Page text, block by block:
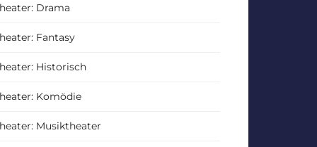
Drama
Fantasy
Historisch
Komödie
Musiktheater